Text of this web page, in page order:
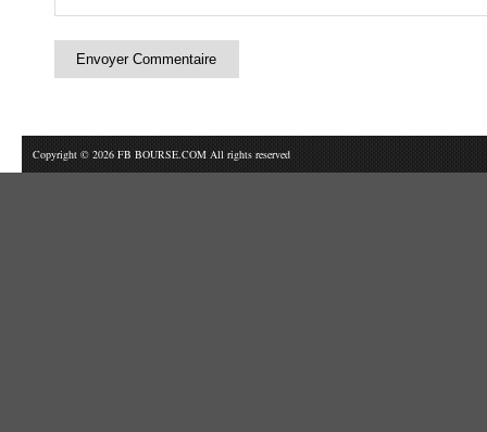
Copyright © 2026 FB BOURSE.COM All rights reserved